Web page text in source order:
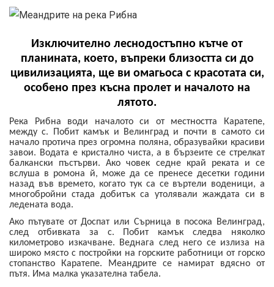
Изключително леснодостъпно кътче от
планината, което, въпреки близостта си до
цивилизацията, ще ви омагьоса с красотата си,
особено през късна пролет и началото на
лятото.
Река Рибна води началото си от местността Каратепе,
между с. Побит камък и Велинград и почти в самото си
начало протича през огромна поляна, образувайки красиви
завои. Водата е кристално чиста, а в бързеите се стрелкат
балкански пъстърви. Ако човек седне край реката и се
вслуша в ромона й, може да се пренесе десетки години
назад във времето, когато тук са се въртели воденици, а
многобройни стада добитък са утолявали жаждата си в
ледената вода.
Ако пътувате от Доспат или Сърница в посока Велинград,
след отбивката за с. Побит камък следва няколко
километрово изкачване. Веднага след него се излиза на
широко място с постройки на горските работници от горско
стопанство Каратепе. Меандрите се намират вдясно от
пътя. Има малка указателна табела.